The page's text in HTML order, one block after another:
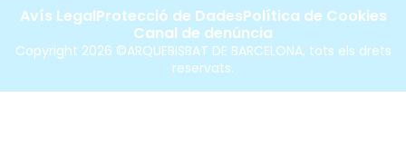
Copyright 2026 ©ARQUEBISBAT DE BARCELONA, tots els drets
reservats.
Avís LegalProtecció de DadesPolítica de Cookies
Canal de denúncia